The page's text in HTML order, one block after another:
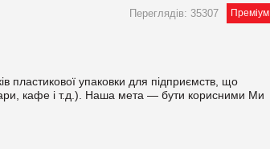
Переглядів: 35307 Преміум
упаковки для підприємств, що
кафе і т.д.). Наша мета — бути корисними Ми